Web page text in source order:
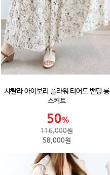
샤랄라 아이보리 플라워 티어드 밴딩 롱
스커트
116,000원
58,000원